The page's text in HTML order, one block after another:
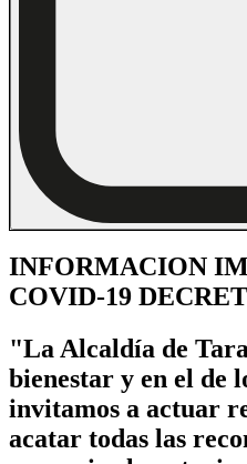
​INFORMACION
COVID-19
"La Alcaldía de
bienestar y en el de
invitamos a actuar
acatar todas las